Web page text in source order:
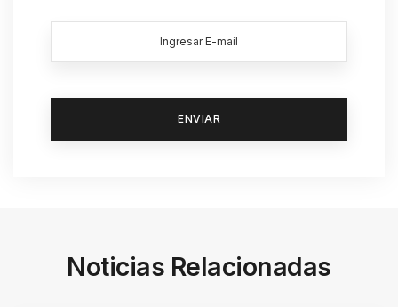
Noticias Relacionadas